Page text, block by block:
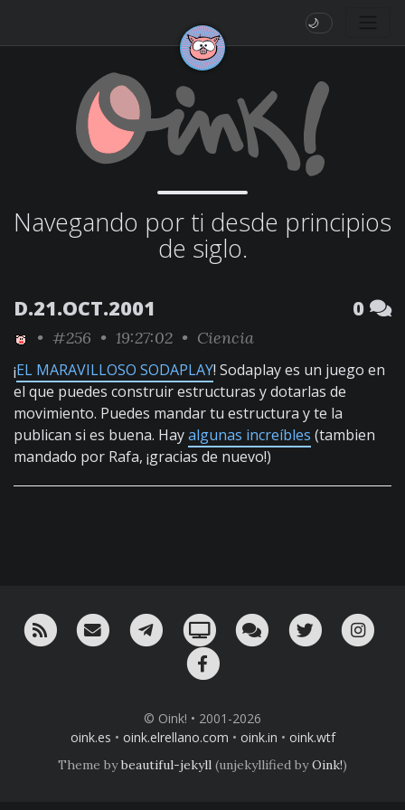
🌙
Navegando por ti desde principios
de siglo.
D.21.OCT.2001 0
• #256 • 19:27:02 • Ciencia
¡EL MARAVILLOSO SODAPLAY! Sodaplay es un juego en
el que puedes construir estructuras y dotarlas de
movimiento. Puedes mandar tu estructura y te la
publican si es buena. Hayalgunas increíbles (tambien
mandado por Rafa, ¡gracias de nuevo!)
RSS ¡Mándame un email!¡Nuestro canal en Telegram!
Oink! TV Charla con nosotros
Twitter
© Oink! • 2001-2026
oink.es • oink.elrellano.com • oink.in • oink.wtf
Theme bybeautiful-jekyll (unjekyllified byOink!)